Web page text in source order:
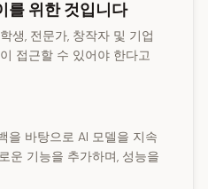
를 위한 것입니다
생, 전문가, 창작자 및 기업
접근할 수 있어야 한다고
을 바탕으로 AI 모델을 지속
운 기능을 추가하며, 성능을